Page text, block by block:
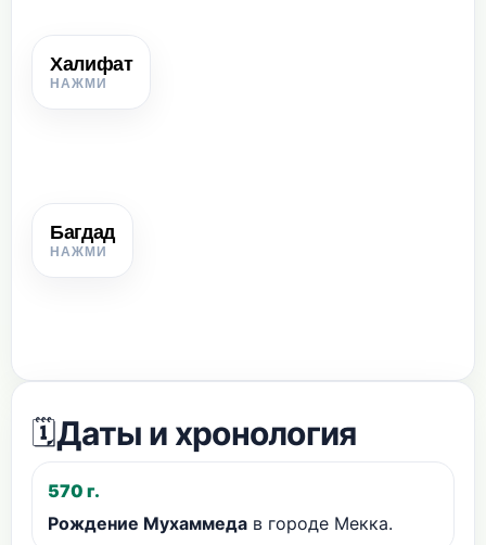
Халифат
Государство арабов, которым правили халифы.
Багдад
Одна из столиц и крупнейших городских центров
🗓️Даты и хронология
570 г.
Рождение Мухаммеда в городе Мекка.